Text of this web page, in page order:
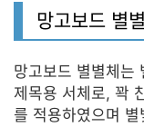
망고보드 별
망고보드 별별체는
제목용 서체로, 꽉
를 적용하였으며